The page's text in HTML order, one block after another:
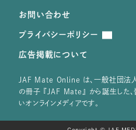
お問い合わせ
プライバシーポリシー
広告掲載について
JAF Mate Online は、⼀般社団法⼈
の冊子 『JAF Mate』 から誕⽣した、
いオンラインメディアです。